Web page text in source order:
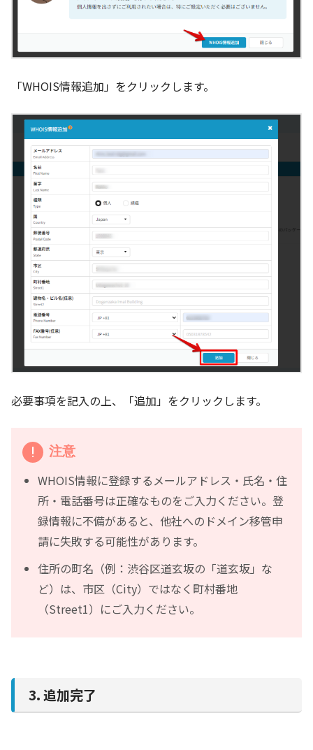
「WHOIS情報追加」をクリックします。
必要事項を記入の上、「追加」をクリックします。
注意
WHOIS情報に登録するメールアドレス・氏名・住
所・電話番号は正確なものをご入力ください。登
録情報に不備があると、他社へのドメイン移管申
請に失敗する可能性があります。
住所の町名（例：渋谷区道玄坂の「道玄坂」な
ど）は、市区（City）ではなく町村番地
（Street1）にご入力ください。
3. 追加完了